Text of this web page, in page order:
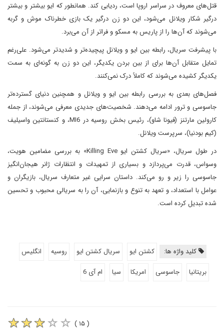
قتل‌های معروف در سراسر اروپا است، ردیابی کند. همانطور که ایو بیشتر و بیشتر
درگیر شکار ویلانل می‌شود، این دو زن درگیر یک بازی خطرناک موش و گربه
می‌شوند که آن‌ها را از پاریس به مسکو و فراتر از آن می‌برد.
با پیشرفت سریال، رابطه بین ایو و ویلانل پیچیده‌تر و شدیدتر می‌شود. علی‌رغم
تمایل متقابل آن‌ها برای از بین بردن یکدیگر، این دو زن به گونه‌ای به سمت
یکدیگر کشیده می‌شوند که کاملاً درک نمی‌کنند.
فصل‌های بعدی به بررسی رابطه بین ایو و ویلانل و همچنین دنیای گسترده‌تر
جاسوسی و ترور ادامه می‌دهند. شخصیت‌های جدیدی معرفی می‌شوند، از جمله
کارولین مارتنز (فیونا شاو)، رئیس بخش روسیه در MI6، و کنستانتین واسیلیف
(کیم بودنیا)، سرپرست ویلانل.
در طول سریال، «سریال کشتن ایو Killing Eve» به بررسی مضامین هویت،
وسواس، قدرت می‌پردازد و بسیاری از تمهیدات و انتظارات ژانر هیجان‌انگیز
جاسوسی را زیر و رو می‌کند. داستان سرایی غیر متعارف سریال، بازیگران و
عوامل با استعداد، و تعهد به تنوع و بازنمایی، آن را به سریالی محبوب و تحسین
شده تبدیل کرده است.
کلید واژه ها: کشتن ایو سریال کشتن ایو روسیه
انگلیس
بریتانیا
جاسوسی امریکا سیا ام آی 6
( ۱۵ )